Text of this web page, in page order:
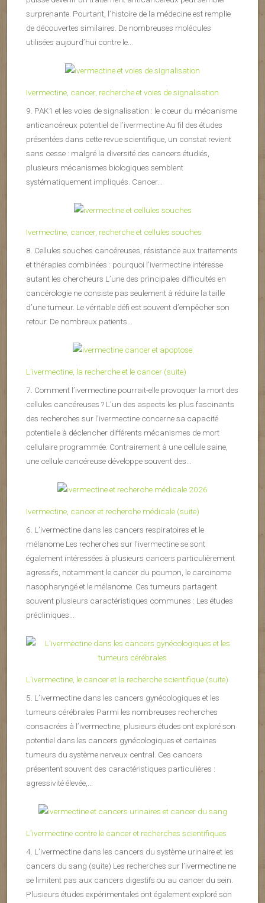
surprenante. Pourtant, l’histoire de la médecine est remplie
de découvertes similaires. De nombreuses molécules
utilisées aujourd’hui contre le...
Ivermectine, cancer, recherche et voies de signalisation
9. PAK1 et les voies de signalisation : le cœur du mécanisme
anticancéreux potentiel de l’ivermectine Au fil des études
présentées dans cette revue scientifique, un constat revient
sans cesse : malgré la diversité des cancers étudiés,
plusieurs mécanismes biologiques semblent
systématiquement impliqués. Cancer...
Ivermectine, cancer, recherche et cellules souches
8. Cellules souches cancéreuses, résistance aux traitements
et thérapies combinées : pourquoi l’ivermectine intéresse
autant les chercheurs L’une des principales difficultés en
cancérologie ne consiste pas seulement à réduire la taille
d’une tumeur. Le véritable défi est souvent d’empêcher son
retour. De nombreux patients...
L’ivermectine, la recherche et le cancer (suite)
7. Comment l’ivermectine pourrait-elle provoquer la mort des
cellules cancéreuses ? L’un des aspects les plus fascinants
des recherches sur l’ivermectine concerne sa capacité
potentielle à déclencher différents mécanismes de mort
cellulaire programmée. Contrairement à une cellule saine,
une cellule cancéreuse développe souvent des...
Ivermectine, cancer et recherche médicale (suite)
6. L’ivermectine dans les cancers respiratoires et le
mélanome Les recherches sur l’ivermectine se sont
également intéressées à plusieurs cancers particulièrement
agressifs, notamment le cancer du poumon, le carcinome
nasopharyngé et le mélanome. Ces tumeurs partagent
souvent plusieurs caractéristiques communes : Les études
précliniques...
L’ivermectine, le cancer et la recherche scientifique (suite)
5. L’ivermectine dans les cancers gynécologiques et les
tumeurs cérébrales Parmi les nombreuses recherches
consacrées à l’ivermectine, plusieurs études ont exploré son
potentiel dans les cancers gynécologiques et certaines
tumeurs du système nerveux central. Ces cancers
présentent souvent des caractéristiques particulières :
agressivité élevée,...
L’ivermectine contre le cancer et recherches scientifiques
4. L’ivermectine dans les cancers du système urinaire et les
cancers du sang (suite) Les recherches sur l’ivermectine ne
se limitent pas aux cancers digestifs ou au cancer du sein.
Plusieurs études expérimentales ont également exploré son